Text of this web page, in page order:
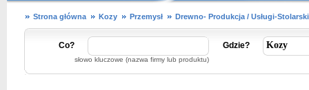
Strona główna Kozy Przemysł Drewno- Produkcja / Usługi-
Co?
słowo kluczowe (nazwa firmy lub produktu)
Gdzie?